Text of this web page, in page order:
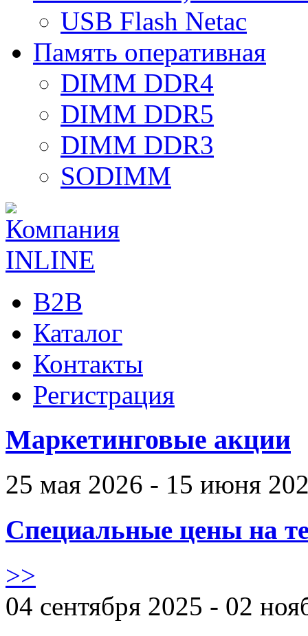
USB Flash Netac
Память оперативная
DIMM DDR4
DIMM DDR5
DIMM DDR3
SODIMM
B2B
Каталог
Контакты
Регистрация
Маркетинговые акции
25 мая 2026 - 15 июня
Специальные цены на
>>
04 сентября 2025 - 02